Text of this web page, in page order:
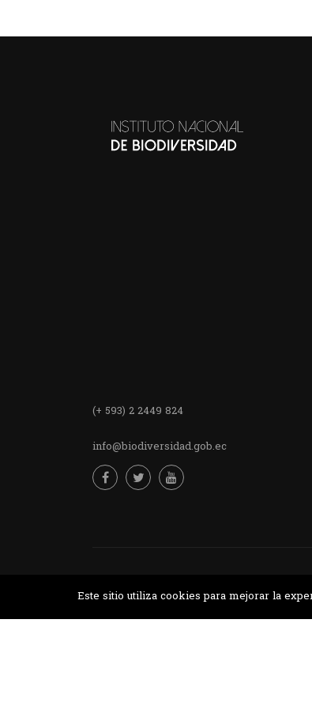
(+ 593) 2 2449 824
info@biodiversidad.gob.ec
Este sitio utiliza cookies para mejorar la